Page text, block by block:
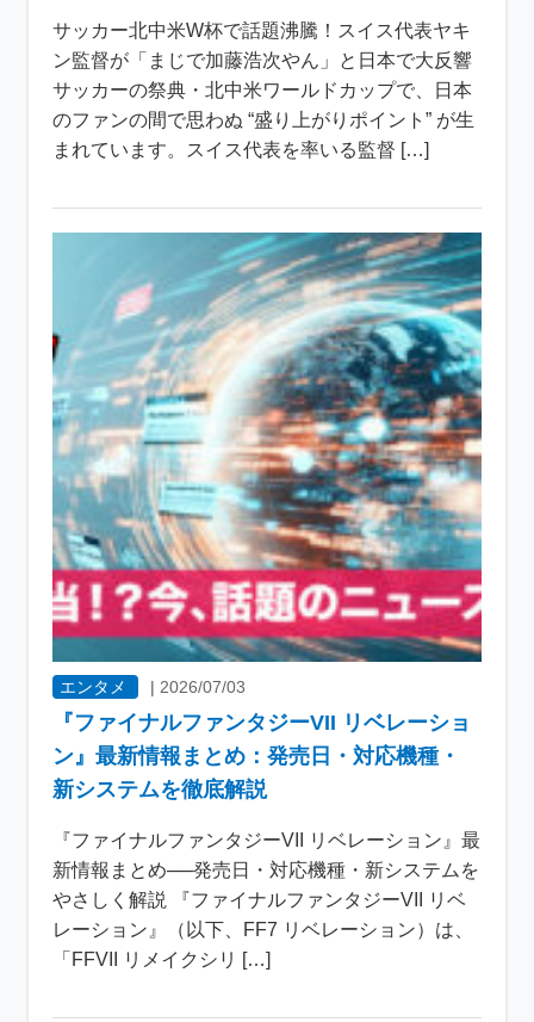
サッカー北中米W杯で話題沸騰！スイス代表ヤキ
ン監督が「まじで加藤浩次やん」と日本で大反響
サッカーの祭典・北中米ワールドカップで、日本
のファンの間で思わぬ “盛り上がりポイント” が生
まれています。スイス代表を率いる監督 […]
エンタメ | 2026/07/03
『ファイナルファンタジーVII リベレーショ
ン』最新情報まとめ：発売日・対応機種・
新システムを徹底解説
『ファイナルファンタジーVII リベレーション』最
新情報まとめ──発売日・対応機種・新システムを
やさしく解説 『ファイナルファンタジーVII リベ
レーション』（以下、FF7 リベレーション）は、
「FFVII リメイクシリ […]